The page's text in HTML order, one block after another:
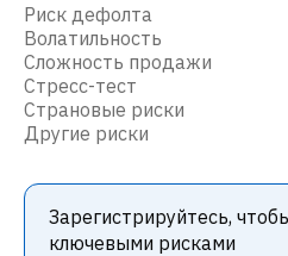
Риск дефолта
Волатильность
Сложность продажи
Стресс-тест
Страновые риски
Другие риски
Зарегистрируйтесь,
ключевыми рисками